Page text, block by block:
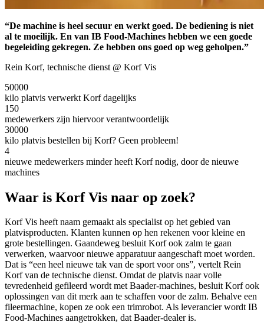
“De machine is heel secuur en werkt goed. De bediening is niet
al te moeilijk. En van IB Food-Machines hebben we een goede
begeleiding gekregen. Ze hebben ons goed op weg geholpen.”
Rein Korf, technische dienst @ Korf Vis
50000
kilo platvis verwerkt Korf dagelijks
150
medewerkers zijn hiervoor verantwoordelijk
30000
kilo platvis bestellen bij Korf? Geen probleem!
4
nieuwe medewerkers minder heeft Korf nodig, door de nieuwe
machines
Waar is Korf Vis naar op zoek?
Korf Vis heeft naam gemaakt als specialist op het gebied van
platvisproducten. Klanten kunnen op hen rekenen voor kleine en
grote bestellingen. Gaandeweg besluit Korf ook zalm te gaan
verwerken, waarvoor nieuwe apparatuur aangeschaft moet worden.
Dat is “een heel nieuwe tak van de sport voor ons”, vertelt Rein
Korf van de technische dienst. Omdat de platvis naar volle
tevredenheid gefileerd wordt met Baader-machines, besluit Korf ook
oplossingen van dit merk aan te schaffen voor de zalm. Behalve een
fileermachine, kopen ze ook een trimrobot. Als leverancier wordt IB
Food-Machines aangetrokken, dat Baader-dealer is.